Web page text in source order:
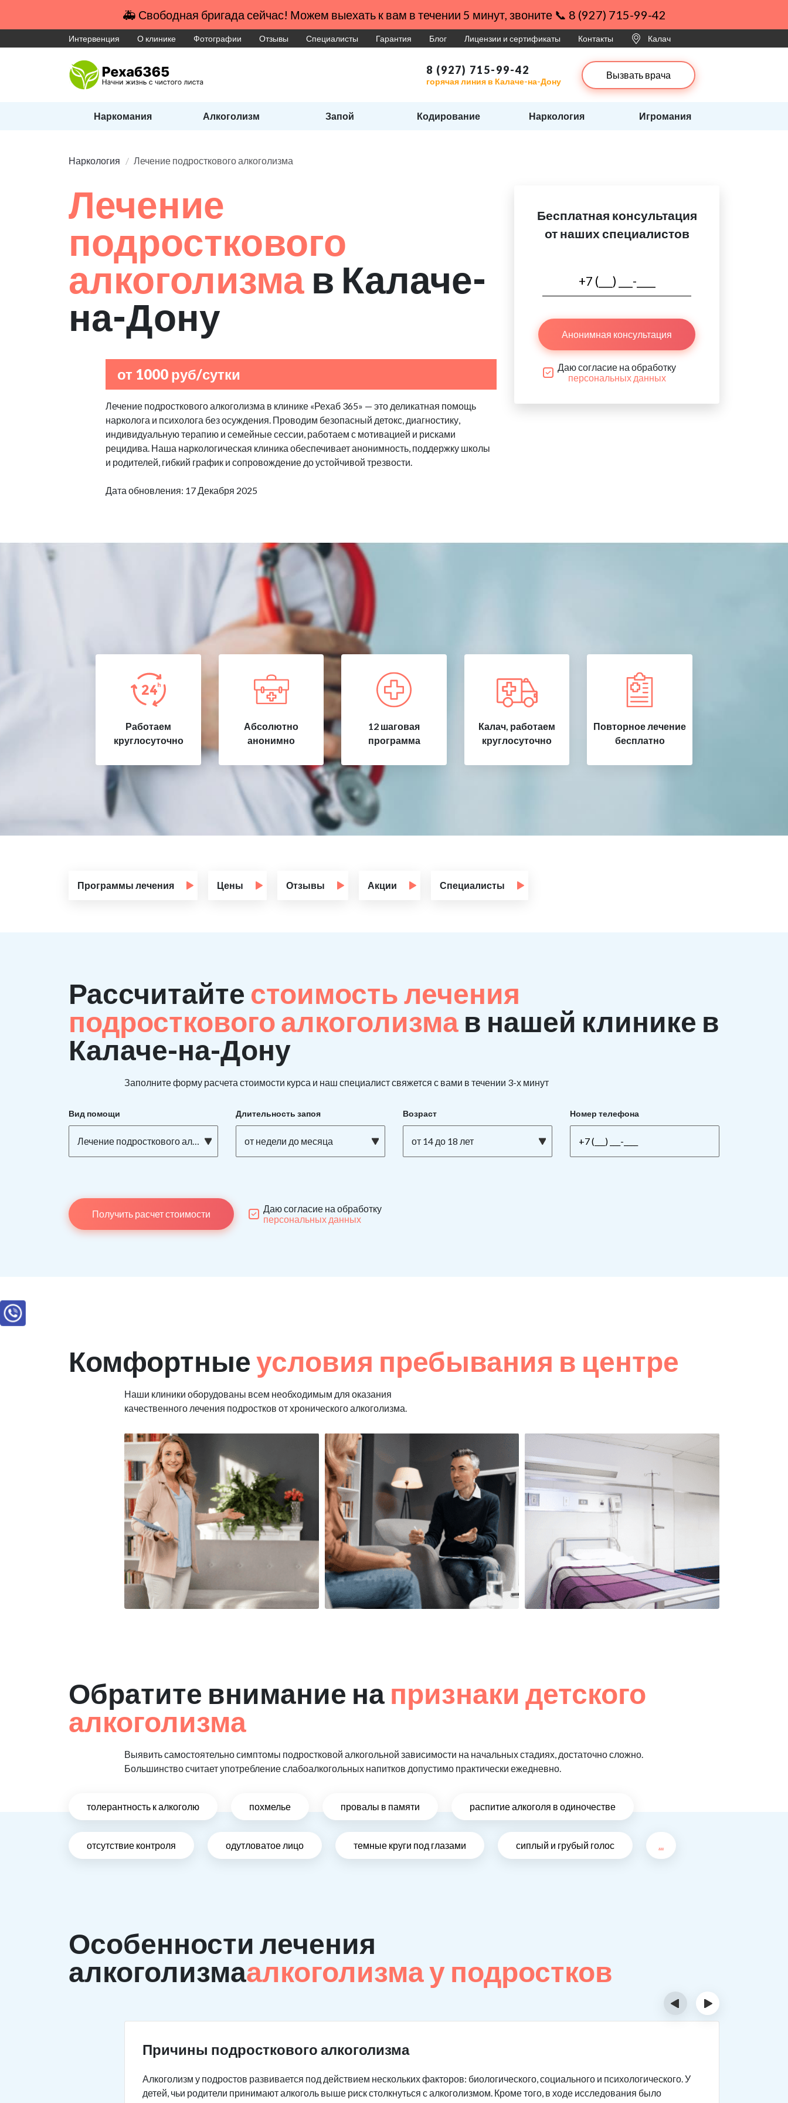
🚑 Свободная бригада сейчас! Можем выехать к вам в течении 5 минут, звоните 📞 8 (927) 715-99-42
Интервенция О клинике Фотографии Отзывы Специалисты Гарантия Блог Лицензии и сертификаты Контакты Калач
8 (927) 715-99-42
горячая линия в Калаче-на-Дону
Вызвать врача
Наркомания Алкоголизм Запой Кодирование Наркология Игромания
Наркология Лечение подросткового алкоголизма
Лечение
подросткового
алкоголизма в Калаче-
на-Дону
от 1000 руб/сутки
Лечение подросткового алкоголизма в клинике «Рехаб 365» — это деликатная помощь
нарколога и психолога без осуждения. Проводим безопасный детокс, диагностику,
индивидуальную терапию и семейные сессии, работаем с мотивацией и рисками
рецидива. Наша наркологическая клиника обеспечивает анонимность, поддержку школы
и родителей, гибкий график и сопровождение до устойчивой трезвости.
Дата обновления: 17 Декабря 2025
Бесплатная консультация
от наших специалистов
Анонимная консультация
Даю согласие на обработку
персональных данных
Работаем
круглосуточно
Абсолютно
анонимно
12 шаговая
программа
Калач, работаем
круглосуточно
Повторное лечение
бесплатно
Программы лечения Цены Отзывы Акции Специалисты
Рассчитайте стоимость лечения
подросткового алкоголизма в нашей клинике в
Калаче-на-Дону
Заполните форму расчета стоимости курса и наш специалист свяжется с вами в течении 3-х минут
Вид помощи
Лечение подросткового алкоголизма
Длительность запоя
от недели до месяца
Возраст
от 14 до 18 лет
Номер телефона
Получить расчет стоимости
Даю согласие на обработку
персональных данных
Комфортныеусловия пребывания в центре
Наши клиники оборудованы всем необходимым для оказания
качественного лечения подростков от хронического алкоголизма.
Обратите внимание на признаки детского
алкоголизма
Выявить самостоятельно симптомы подростковой алкогольной зависимости на начальных стадиях, достаточно сложно.
Большинство считает употребление слабоалкогольных напитков допустимо практически ежедневно.
толерантность к алкоголю похмелье провалы в памяти распитие алкоголя в одиночестве
отсутствие контроля одутловатое лицо темные круги под глазами сиплый и грубый голос ...
Особенности лечения
алкоголизмаалкоголизма у подростков
Причины подросткового алкоголизма
Алкоголизм у подростов развивается под действием нескольких факторов: биологического, социального и психологического. У
детей, чьи родители принимают алкоголь выше риск столкнуться с алкоголизмом. Кроме того, в ходе исследования было
‹ ›